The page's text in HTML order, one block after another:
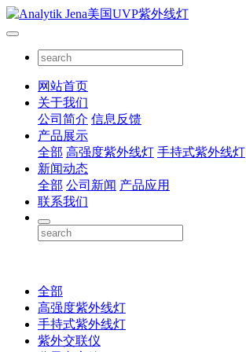
网站首页
关于我们
公司简介 信息反馈
产品展示
全部 高强度紫外线灯 手持式紫外线灯
新闻动态
全部 公司新闻 产品应用
联系我们
全部
高强度紫外线灯
手持式紫外线灯
紫外交联仪